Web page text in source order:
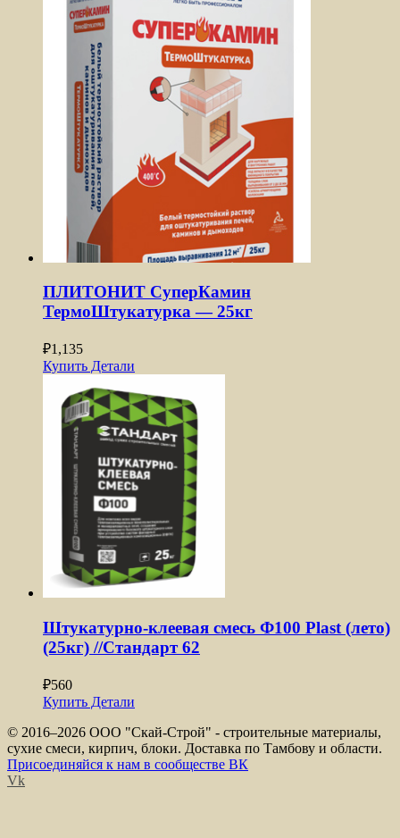
ПЛИТОНИТ СуперКамин
ТермоШтукатурка — 25кг
₽1,135
Купить Детали
Штукатурно-клеевая смесь Ф100 Plast (лето)
(25кг) //Стандарт 62
₽560
Купить Детали
© 2016–2026 ООО "Скай-Строй" - строительные материалы,
сухие смеси, кирпич, блоки. Доставка по Тамбову и области.
Присоединяйся к нам в сообществе ВК
Vk